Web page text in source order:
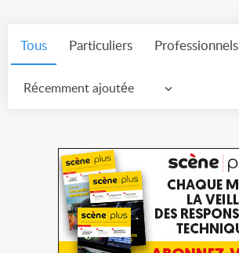
Tous Particuliers Professionnels
Récemment ajoutée